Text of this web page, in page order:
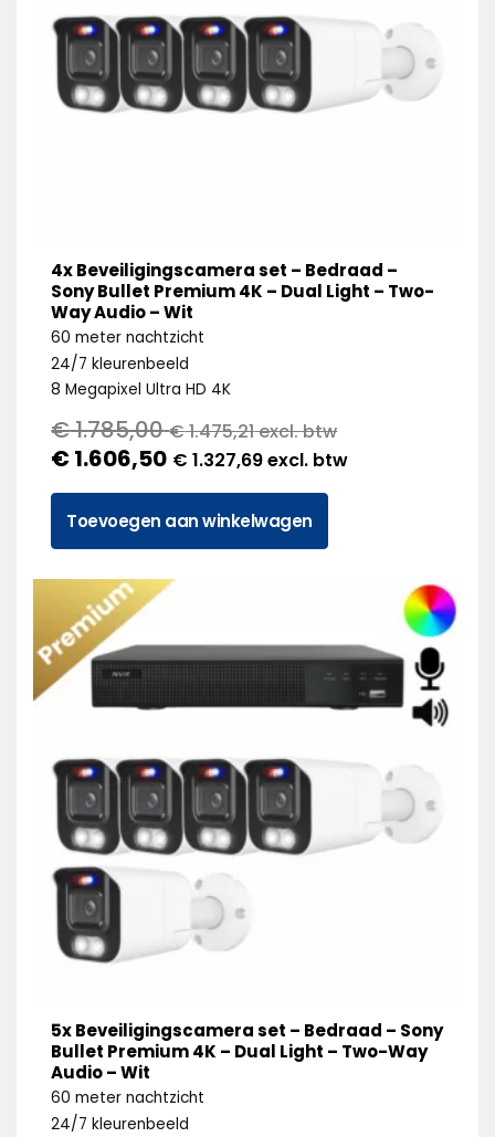
4x Beveiligingscamera set – Bedraad –
Sony Bullet Premium 4K – Dual Light – Two-
Way Audio – Wit
60 meter nachtzicht
24/7 kleurenbeeld
8 Megapixel Ultra HD 4K
€1.785,00 €1.475,21excl. btw
€1.606,50 € 1.327,69excl. btw
Toevoegen aan winkelwagen
5x Beveiligingscamera set – Bedraad – Sony
Bullet Premium 4K – Dual Light – Two-Way
Audio – Wit
60 meter nachtzicht
24/7 kleurenbeeld